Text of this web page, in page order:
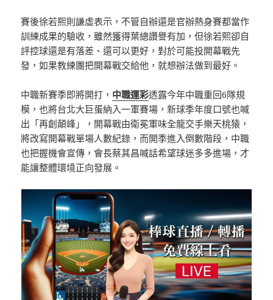
賽後徐若熙則謙虛表示，不管自辦還是官辦熱身賽都當作
訓練成果的驗收，雖然獲得葉總讚譽有加，但徐若熙卻自
評控球還是有落差、還可以更好，對於可能投開幕戰先
發，如果教練團把開幕戰交給他，就想辦法做到最好。
中職新賽季即將開打， 中職運彩透露今年中職重回6隊規
模，也將台北大巨蛋納入一軍賽場，新球季年度口號也喊
出「再創顛峰」，開幕戰由衛冕軍味全龍交手樂天桃猿，
將改寫開幕戰單場人數紀錄，而開季進入倒數階段，中職
也把握機會宣傳，會長蔡其昌喊話希望球迷多多進場，才
能讓整體環境正向發展。